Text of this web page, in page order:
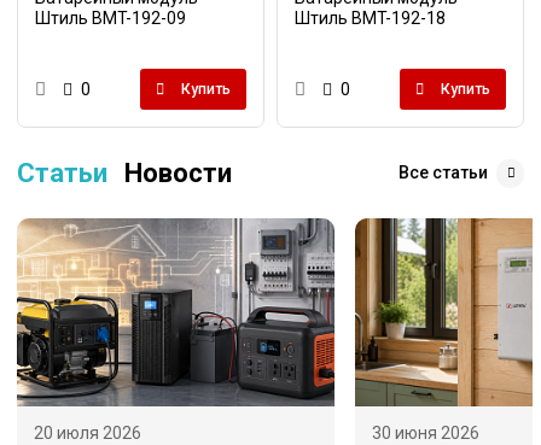
Штиль BMT-192-09
0 Купить
Штиль BMT-192-18
0 Купить
Статьи Новости Все статьи
20 июля 2026
30 июня 2026